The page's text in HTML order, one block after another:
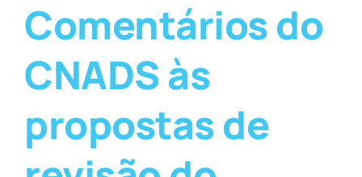
Comentários do
CNADS às
propostas de